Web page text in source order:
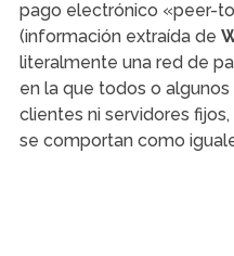
pago electrónico «peer-
(información extraída de
literalmente una red de
en la que todos o
clientes ni servidores
se comportan como